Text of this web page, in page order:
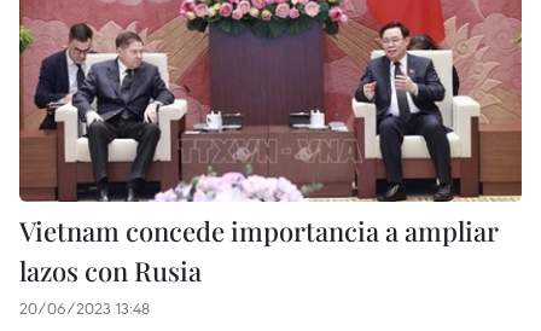
Vietnam concede importancia a ampliar
lazos con Rusia
20/06/2023 13:48